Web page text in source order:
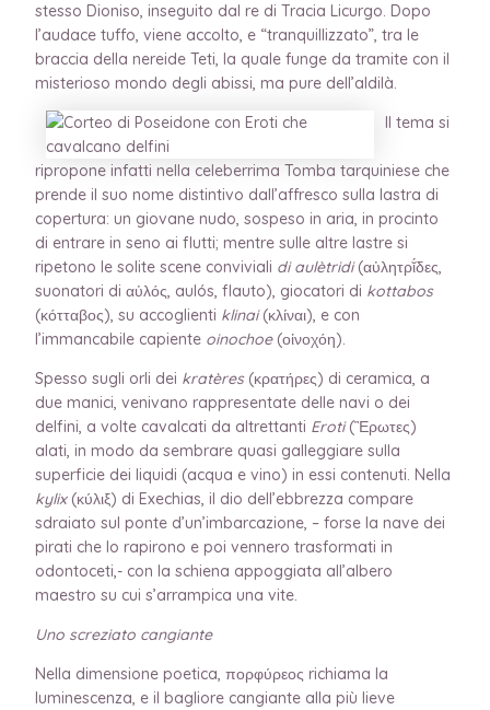
stesso Dioniso, inseguito dal re di Tracia Licurgo. Dopo
l’audace tuffo, viene accolto, e “tranquillizzato”, tra le
braccia della nereide Teti, la quale funge da tramite con il
misterioso mondo degli abissi, ma pure dell’aldilà.
Il tema si
ripropone infatti nella celeberrima Tomba tarquiniese che
prende il suo nome distintivo dall’affresco sulla lastra di
copertura: un giovane nudo, sospeso in aria, in procinto
di entrare in seno ai flutti; mentre sulle altre lastre si
ripetono le solite scene conviviali di aulètridi(αὐλητρῐ́δες,
suonatori di αὐλός, aulós, flauto), giocatori di kottabos
(κότταβος), su accoglienti klinai(κλίναι), e con
l’immancabile capiente oinochoe(οἰνοχόη).
Spesso sugli orli dei kratères(κρατήρες) di ceramica, a
due manici, venivano rappresentate delle navi o dei
delfini, a volte cavalcati da altrettanti Eroti(Ἒρωτες)
alati, in modo da sembrare quasi galleggiare sulla
superficie dei liquidi (acqua e vino) in essi contenuti. Nella
kylix(κύλιξ) di Exechias, il dio dell’ebbrezza compare
sdraiato sul ponte d’un’imbarcazione, – forse la nave dei
pirati che lo rapirono e poi vennero trasformati in
odontoceti,- con la schiena appoggiata all’albero
maestro su cui s’arrampica una vite.
Uno screziato cangiante
Nella dimensione poetica, πορφύρεος richiama la
luminescenza, e il bagliore cangiante alla più lieve